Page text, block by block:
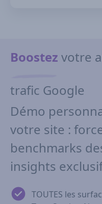
Boostez votre
trafic Google
Démo
votre site :
benchmarks
insights
TOUTES les